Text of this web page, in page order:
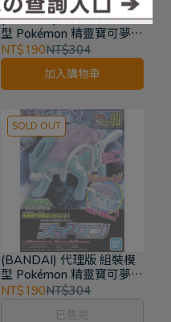
(BANDAI) 代理版 組裝模
型 Pokémon 精靈寶可夢
PLAMO收藏集收藏集 精選
系列 炎帝 11
NT$190NT$304
加入購物車
SOLD OUT
(BANDAI) 代理版 組裝模
型 Pokémon 精靈寶可夢
PLAMO收藏集收藏集 精選
系列 水君 9
NT$190NT$304
已售完